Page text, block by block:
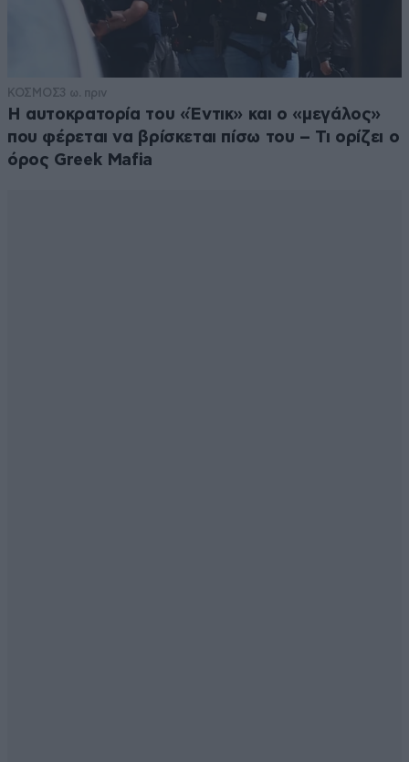
ΚΟΣΜΟΣ3 ω. πριν
Η αυτοκρατορία του «Έντικ» και ο «μεγάλος»
που φέρεται να βρίσκεται πίσω του – Τι ορίζει ο
όρος Greek Mafia